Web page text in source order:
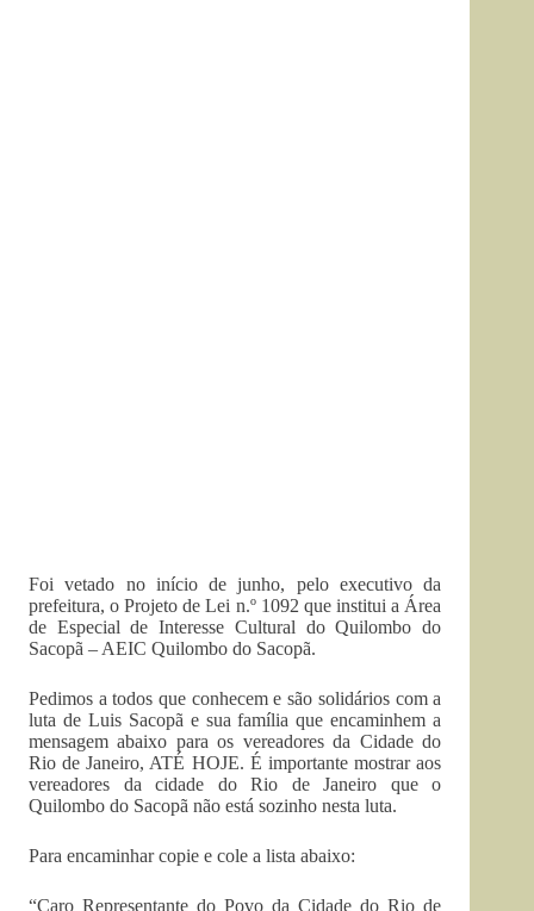
Foi vetado no início de junho, pelo executivo da
prefeitura, o Projeto de Lei n.º 1092 que institui a Área
de Especial de Interesse Cultural do Quilombo do
Sacopã – AEIC Quilombo do Sacopã.
Pedimos a todos que conhecem e são solidários com a
luta de Luis Sacopã e sua família que encaminhem a
mensagem abaixo para os vereadores da Cidade do
Rio de Janeiro, ATÉ HOJE. É importante mostrar aos
vereadores da cidade do Rio de Janeiro que o
Quilombo do Sacopã não está sozinho nesta luta.
Para encaminhar copie e cole a lista abaixo:
“Caro Representante do Povo da Cidade do Rio de